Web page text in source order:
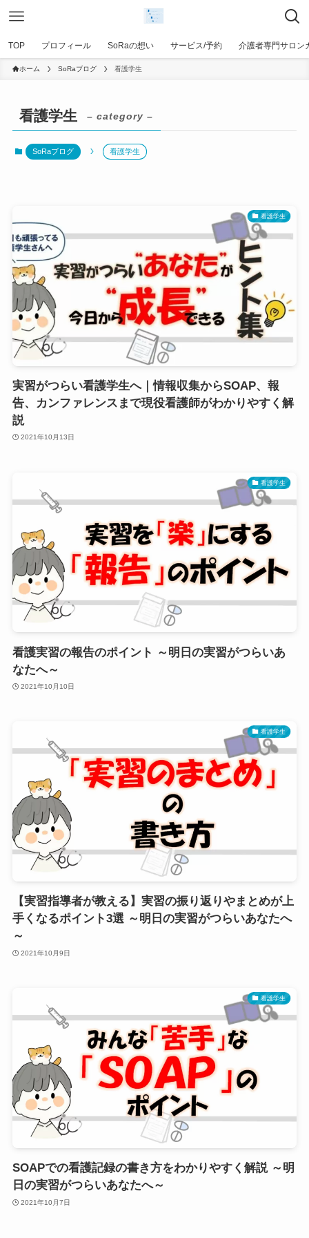
TOP プロフィール SoRaの想い サービス/予約 介護者専門サロン
ホーム SoRaブログ 看護学生
看護学生 – category –
SoRaブログ 看護学生
看護学生
実習がつらい看護学生へ｜情報収集からSOAP、報
告、カンファレンスまで現役看護師がわかりやすく解
説
2021年10月13日
看護学生
看護実習の報告のポイント ～明日の実習がつらいあ
なたへ～
2021年10月10日
看護学生
【実習指導者が教える】実習の振り返りやまとめが上
手くなるポイント3選 ～明日の実習がつらいあなたへ
～
2021年10月9日
看護学生
SOAPでの看護記録の書き方をわかりやすく解説 ～明
日の実習がつらいあなたへ～
2021年10月7日